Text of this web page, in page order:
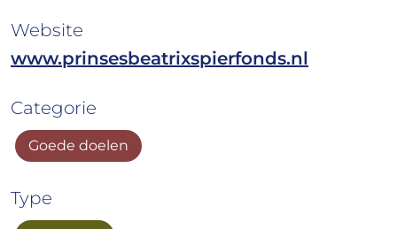
Website
www.prinsesbeatrixspierfonds.nl
Categorie
Goede doelen
Type